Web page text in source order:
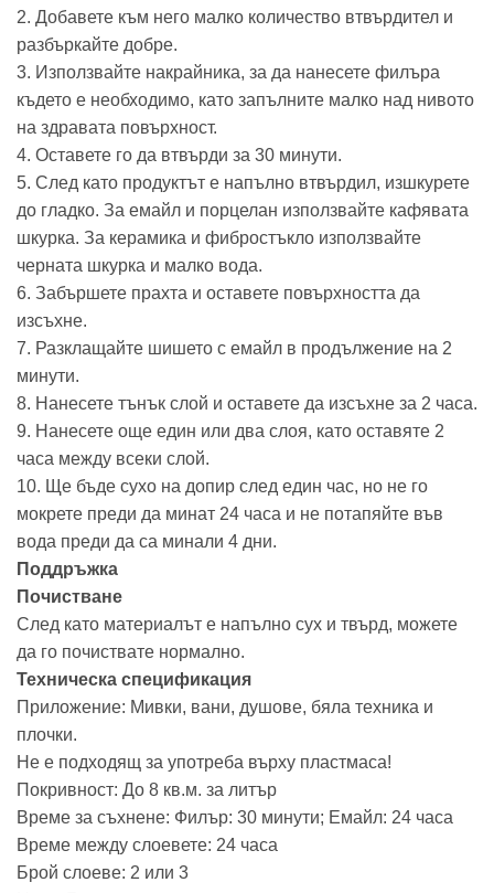
2. Добавете към него малко количество втвърдител и
разбъркайте добре.
3. Използвайте накрайника, за да нанесете филъра
където е необходимо, като запълните малко над нивото
на здравата повърхност.
4. Оставете го да втвърди за 30 минути.
5. След като продуктът е напълно втвърдил, изшкурете
до гладко. За емайл и порцелан използвайте кафявата
шкурка. За керамика и фибростъкло използвайте
черната шкурка и малко вода.
6. Забършете прахта и оставете повърхността да
изсъхне.
7. Разклащайте шишето с емайл в продължение на 2
минути.
8. Нанесете тънък слой и оставете да изсъхне за 2 часа.
9. Нанесете още един или два слоя, като оставяте 2
часа между всеки слой.
10. Ще бъде сухо на допир след един час, но не го
мокрете преди да минат 24 часа и не потапяйте във
вода преди да са минали 4 дни.
Поддръжка
Почистване
След като материалът е напълно сух и твърд, можете
да го почиствате нормално.
Техническа спецификация
Приложение: Мивки, вани, душове, бяла техника и
плочки.
Не е подходящ за употреба върху пластмаса!
Покривност: До 8 кв.м. за литър
Време за съхнене: Филър: 30 минути; Емайл: 24 часа
Време между слоевете: 24 часа
Брой слоеве: 2 или 3